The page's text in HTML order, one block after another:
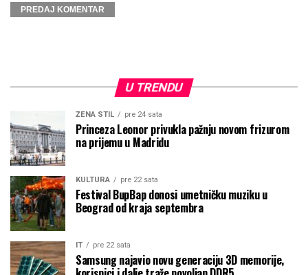
U TRENDU
ŽENA STIL pre 24 sata
Princeza Leonor privukla pažnju novom frizurom
na prijemu u Madridu
KULTURA pre 22 sata
Festival BupBap donosi umetničku muziku u
Beograd od kraja septembra
IT pre 22 sata
Samsung najavio novu generaciju 3D memorije,